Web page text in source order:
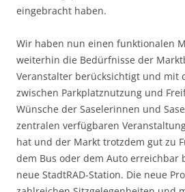
eingebracht haben.
Wir haben nun einen funktionalen
weiterhin die Bedürfnisse der
Veranstalter berücksichtigt und mit
zwischen Parkplatznutzung und
Wünsche der Saselerinnen und
zentralen verfügbaren
hat und der Markt trotzdem gut zu
dem Bus oder dem Auto erreichbar
neue StadtRAD-Station. Die neue